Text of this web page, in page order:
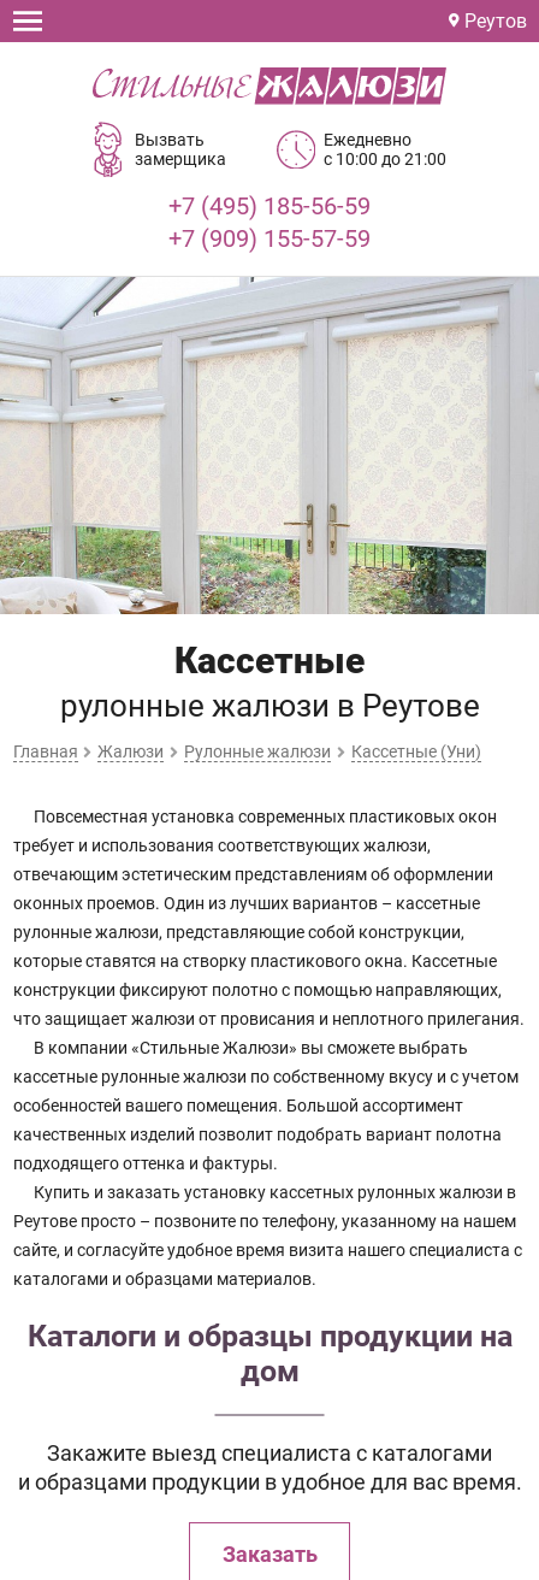
Реутов
Вызвать
замерщика
Ежедневно
с 10:00 до 21:00
+7 (495) 185-56-59
+7 (909) 155-57-59
Кассетные
рулонные жалюзи в Реутове
Главная Жалюзи Рулонные жалюзи Кассетные (Уни)
Повсеместная установка современных пластиковых окон
требует и использования соответствующих жалюзи,
отвечающим эстетическим представлениям об оформлении
оконных проемов. Один из лучших вариантов – кассетные
рулонные жалюзи, представляющие собой конструкции,
которые ставятся на створку пластикового окна. Кассетные
конструкции фиксируют полотно с помощью направляющих,
что защищает жалюзи от провисания и неплотного прилегания.
В компании «Стильные Жалюзи» вы сможете выбрать
кассетные рулонные жалюзи по собственному вкусу и с учетом
особенностей вашего помещения. Большой ассортимент
качественных изделий позволит подобрать вариант полотна
подходящего оттенка и фактуры.
Купить и заказать установку кассетных рулонных жалюзи в
Реутове просто – позвоните по телефону, указанному на нашем
сайте, и согласуйте удобное время визита нашего специалиста с
каталогами и образцами материалов.
Каталоги и образцы продукции на
дом
Закажите выезд специалиста с каталогами
и образцами продукции в удобное для вас время.
Заказать